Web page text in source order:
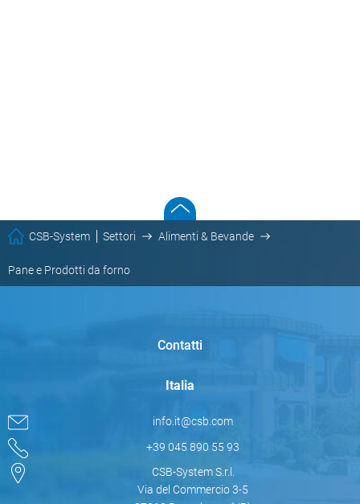
CSB-System Settori Alimenti & Bevande
Pane e Prodotti da forno
Contatti
Italia
info.it@csb.com
+39 045 890 55 93
CSB-System S.r.l.
Via del Commercio 3-5